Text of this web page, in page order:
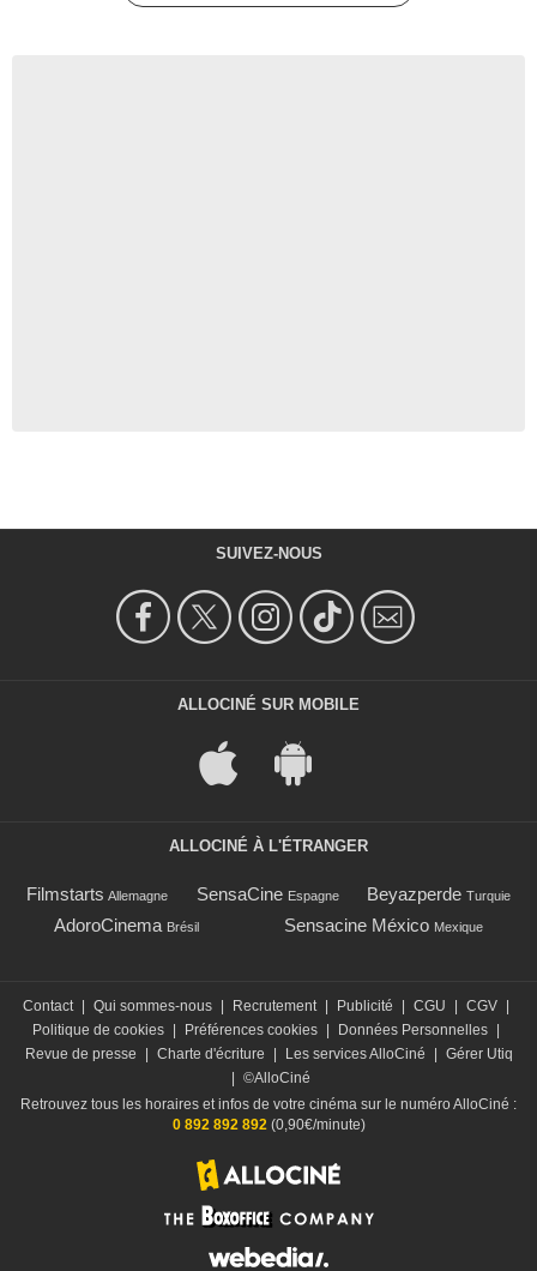
SUIVEZ-NOUS
ALLOCINÉ SUR MOBILE
ALLOCINÉ À L'ÉTRANGER
Filmstarts Allemagne SensaCine Espagne Beyazperde Turquie
AdoroCinema Brésil Sensacine México Mexique
Contact | Qui sommes-nous | Recrutement | Publicité | CGU | CGV |
Politique de cookies | Préférences cookies | Données Personnelles |
Revue de presse
| Charte d'écriture | Les services AlloCiné | Gérer Utiq
| ©AlloCiné
Retrouvez tous les horaires et infos de votre cinéma sur le numéro AlloCiné :
0 892 892 892 (0,90€/minute)